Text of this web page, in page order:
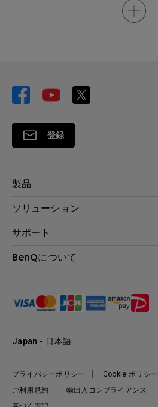
登録
製品
プロジェクター
照明
Webカメラ
ソリューション
ビジネス向け
知識ページ
AQCOLOR
e-Sports
サポート
サポート
製品保守サービス終了のご案内
BenQについて
リーダーシップ
ニュース
プライバシーポリシー Cookie ポリシー
ご利用規約
輸出入コンプライアンス
Japan - 日本語